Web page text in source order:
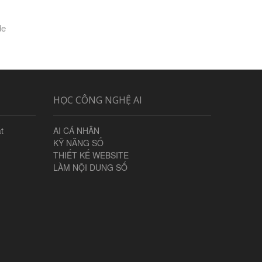
HỌC CÔNG NGHỆ AI
AI CÁ NHÂN
KỸ NĂNG SỐ
THIẾT KẾ WEBSITE
LÀM NỘI DUNG SỐ